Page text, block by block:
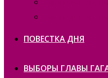
ПОВЕСТКА ДНЯ
ВЫБОРЫ ГЛАВЫ